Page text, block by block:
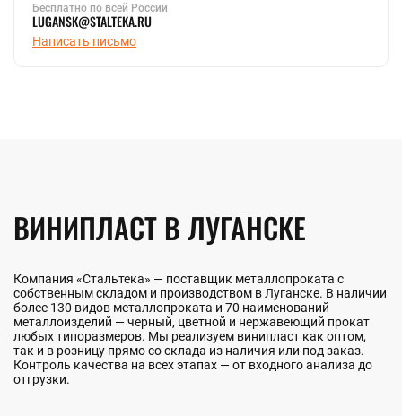
Бесплатно по всей России
LUGANSK@STALTEKA.RU
Написать письмо
ВИНИПЛАСТ В ЛУГАНСКЕ
Компания «Стальтека» — поставщик металлопроката с
собственным складом и производством в Луганске. В наличии
более 130 видов металлопроката и 70 наименований
металлоизделий — черный, цветной и нержавеющий прокат
любых типоразмеров. Мы реализуем винипласт как оптом,
так и в розницу прямо со склада из наличия или под заказ.
Контроль качества на всех этапах — от входного анализа до
отгрузки.